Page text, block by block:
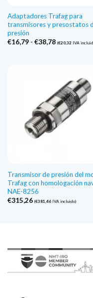
Adaptadores Trafag para
transmisores y presostatos
presión
€16,79 - €38,78Gama
(€20,32 IVA
Transmisor de presión del
Trafag con homologación
NAE-8256
€315,26 (€381,46IVA incluido)